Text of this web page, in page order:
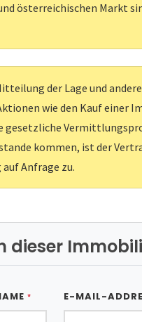
österreichischen Markt
der Lage und
wie den Kauf einer
kommen, ist der
Anfrage zu.
dieser
* E-MAIL-